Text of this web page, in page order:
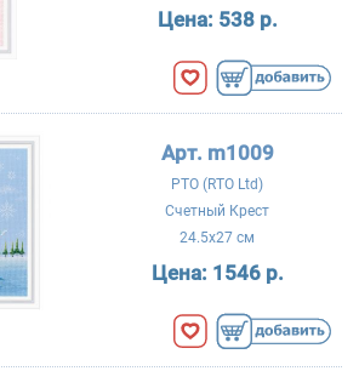
Цена: 538 р.
Арт. m1009
РТО (RTO Ltd)
Счетный Крест
24.5x27 см
Цена: 1546 р.